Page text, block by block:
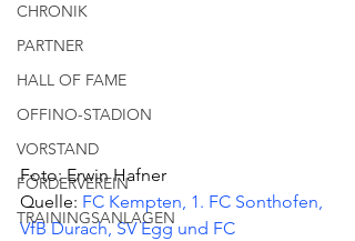
CHRONIK
PARTNER
HALL OF FAME
OFFINO-STADION
VORSTAND
FÖRDERVEREIN
TRAININGSANLAGEN
Foto: Erwin Hafner
Quelle: FC Kempten, 1. FC Sonthofen,
VfB Durach, SV Egg und FC